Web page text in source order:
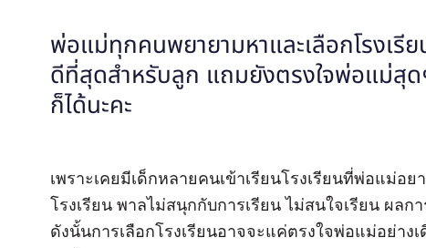
พ่อแม่ทุกคนพยายามหาและเลือกโรงเรี
ดีที่สุดสำหรับลูก แถมยังตรงใจพ่อแม่สุด
ก็ได้นะคะ
เพราะเคยมีเด็กหลายคนเข้าเรียนโรงเรียนที่พ่อแม่อ
โรงเรียน พาลไม่สนุกกับการเรียน ไม่สนใจเรียน ผล
ดังนั้นการเลือกโรงเรียนอาจจะแค่ตรงใจพ่อแม่อย่าง